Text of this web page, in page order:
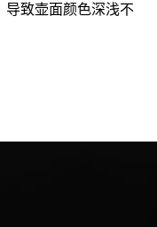
导致壶面颜色深浅不